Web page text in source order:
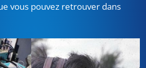
vous pouvez retrouver dans